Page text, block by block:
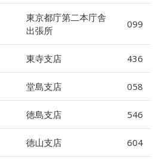
東京都庁第二本庁舎
出張所
099
東寺支店 436
堂島支店 058
徳島支店 546
徳山支店 604